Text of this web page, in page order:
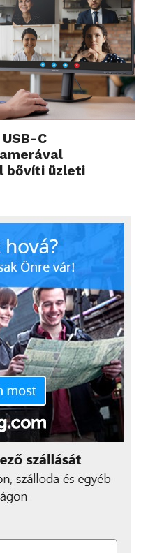
C
bővíti üzleti